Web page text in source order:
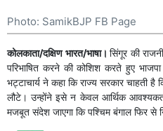
Photo: SamikBJP FB Page
कोलकाता/दक्षिण भारत/भाषा।सिंगूर की
परिभाषित करने की कोशिश करते हुए
भट्टाचार्य ने कहा कि राज्य सरकार चाहती
लौटे। उन्होंने इसे न केवल आर्थिक
मजबूत संदेश जाएगा कि पश्चिम बंगाल फिर से